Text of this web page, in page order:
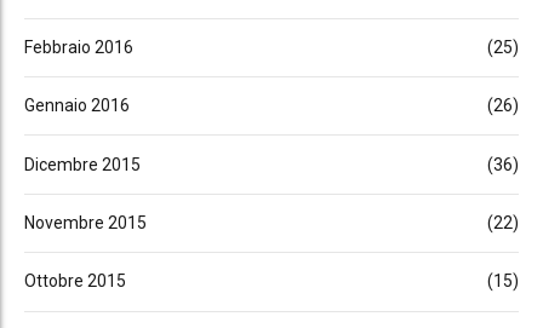
Febbraio 2016 (25)
Gennaio 2016 (26)
Dicembre 2015 (36)
Novembre 2015 (22)
Ottobre 2015 (15)